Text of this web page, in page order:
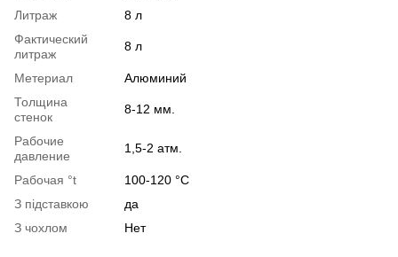
Литраж
8 л
Фактический
литраж
8 л
Метериал
Алюминий
Толщина
стенок
8-12 мм.
Рабочие
давление
1,5-2 атм.
Рабочая °t
100-120 °C
З підставкою
да
З чохлом
Нет